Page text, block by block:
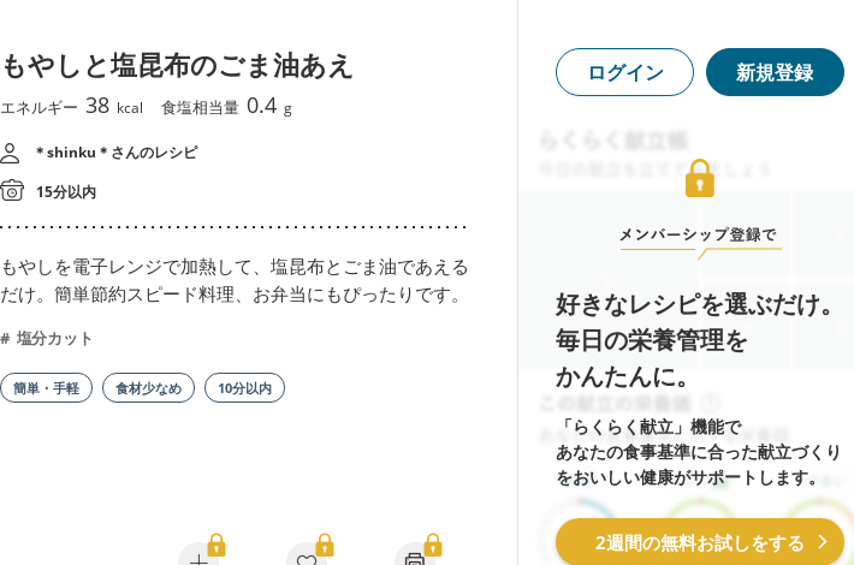
もやしと塩昆布のごま油あえ
エネルギー 38 kcal 食塩相当量 0.4 g
＊shinku＊さんのレシピ
15分以内
もやしを電子レンジで加熱して、塩昆布とごま油であえる
だけ。簡単節約スピード料理、お弁当にもぴったりです。
塩分カット
簡単・手軽 食材少なめ 10分以内
ログイン 新規登録
好きなレシピを選ぶだけ。
毎日の栄養管理を
かんたんに。
「らくらく献立」機能で
あなたの食事基準に合った献立づくり
をおいしい健康がサポートします。
2週間の無料お試しをする